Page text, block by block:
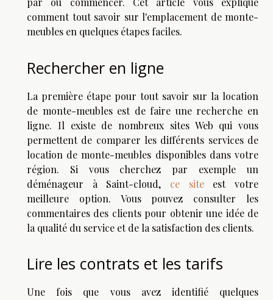
comment tout savoir sur l'emplacement de monte-
meubles en quelques étapes faciles.
Rechercher en ligne
La première étape pour tout savoir sur la location
de monte-meubles est de faire une recherche en
ligne. Il existe de nombreux sites Web qui vous
permettent de comparer les différents services de
location de monte-meubles disponibles dans votre
région. Si vous cherchez par exemple un
déménageur à Saint-cloud, ce siteest votre
meilleure option. Vous pouvez consulter les
commentaires des clients pour obtenir une idée de
la qualité du service et de la satisfaction des clients.
Lire les contrats et les tarifs
Une fois que vous avez identifié quelques